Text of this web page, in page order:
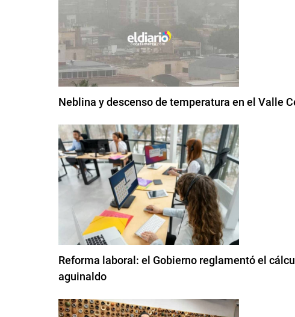
Neblina y descenso de temperatura en el Valle
Reforma laboral: el Gobierno reglamentó el
aguinaldo